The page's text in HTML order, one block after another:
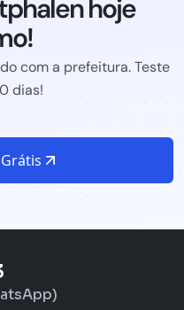
hoje
com a prefeitura. Teste
dias!